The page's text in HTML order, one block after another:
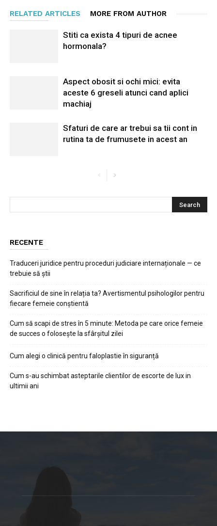
RELATED ARTICLES MORE FROM AUTHOR
Stiti ca exista 4 tipuri de acnee
hormonala?
Aspect obosit si ochi mici: evita
aceste 6 greseli atunci cand aplici
machiaj
Sfaturi de care ar trebui sa tii cont in
rutina ta de frumusete in acest an
RECENTE
Traduceri juridice pentru proceduri judiciare internaționale — ce
trebuie să știi
Sacrificiul de sine în relația ta? Avertismentul psihologilor pentru
fiecare femeie conștientă
Cum să scapi de stres în 5 minute: Metoda pe care orice femeie
de succes o folosește la sfârșitul zilei
Cum alegi o clinică pentru faloplastie în siguranță
Cum s-au schimbat asteptarile clientilor de escorte de lux in
ultimii ani